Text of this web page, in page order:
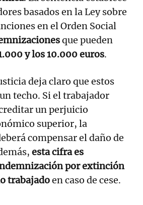
basados en la Ley sobre
en el Orden Social
que pueden
y los 10.000 euros.
deja claro que estos
techo. Si el trabajador
un perjuicio
superior, la
compensar el daño de
esta cifra es
por extinción
trabajadoen caso de cese.